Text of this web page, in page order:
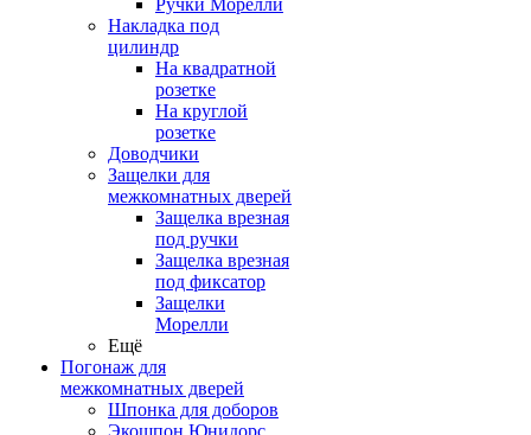
Ручки Морелли
Накладка под
цилиндр
На квадратной
розетке
На круглой
розетке
Доводчики
Защелки для
межкомнатных дверей
Защелка врезная
под ручки
Защелка врезная
под фиксатор
Защелки
Морелли
Ещё
Погонаж для
межкомнатных дверей
Шпонка для доборов
Экошпон Юнидорс